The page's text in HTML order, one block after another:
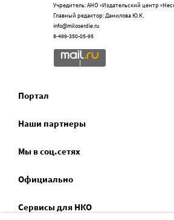
Учредитель: АНО «Издательский центр
Главный редактор: Данилова Ю.К.
info@miloserdie.ru
8-499-350-05-95
Портал
Наши партнеры
Мы в соц.сетях
Официально
Сервисы для НКО